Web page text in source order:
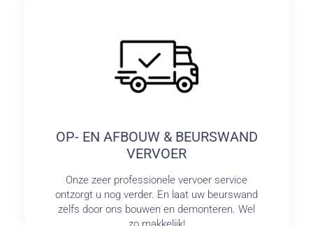
OP- EN AFBOUW & BEURSWAND
VERVOER
Onze zeer professionele vervoer service
ontzorgt u nog verder. En laat uw beurswand
zelfs door ons bouwen en demonteren. Wel